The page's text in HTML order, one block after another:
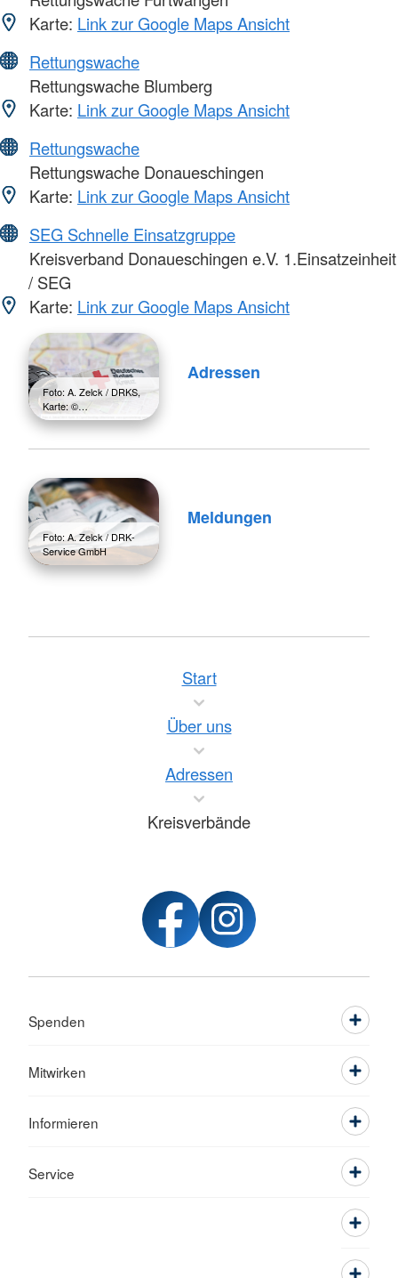
Karte: Link zur Google Maps Ansicht
Rettungswache
Rettungswache Blumberg
Karte: Link zur Google Maps Ansicht
Rettungswache
Rettungswache Donaueschingen
Karte: Link zur Google Maps Ansicht
SEG Schnelle Einsatzgruppe
Kreisverband Donaueschingen e.V. 1.Einsatzeinheit
/ SEG
Karte: Link zur Google Maps Ansicht
Foto: A. Zelck / DRKS,
Karte: ©…
Adressen
Foto: A. Zelck / DRK-
Service GmbH
Meldungen
Start
Über uns
Adressen
Kreisverbände
Spenden
Mitwirken
Informieren
Service